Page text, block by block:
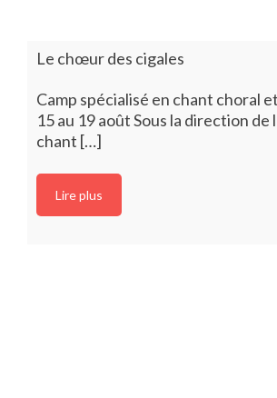
Le chœur des cigales
Camp spécialisé en chant choral
15 au 19 août Sous la direction de
chant […]
Lire plus